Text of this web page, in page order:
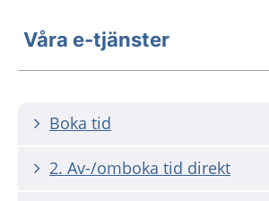
Våra e-tjänster
Boka tid
2. Av-/omboka tid direkt